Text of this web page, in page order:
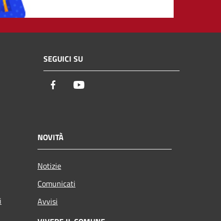
SEGUICI SU
Facebook
NOVITÀ
Notizie
Comunicati
Avvisi